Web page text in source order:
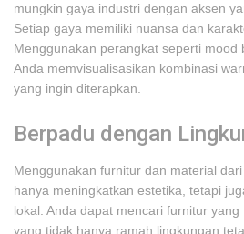
mungkin gaya industri dengan aksen
Setiap gaya memiliki nuansa dan
Menggunakan perangkat seperti mood
Anda memvisualisasikan kombinasi
yang ingin diterapkan.
Berpadu dengan
Menggunakan furnitur dan material
hanya meningkatkan estetika, tetapi
lokal. Anda dapat mencari furnitur yang
yang tidak hanya ramah lingkungan